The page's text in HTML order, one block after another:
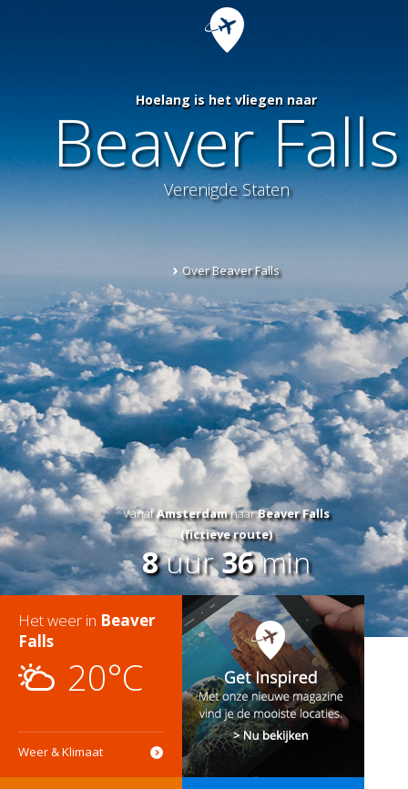
Hoelang is het vliegen naar
Beaver Falls
Verenigde Staten
Over Beaver Falls
VanafAmsterdamnaarBeaver Falls
(fictieve route)
8uur36min
Het weer in Beaver
Falls
20°C
Weer & Klimaat